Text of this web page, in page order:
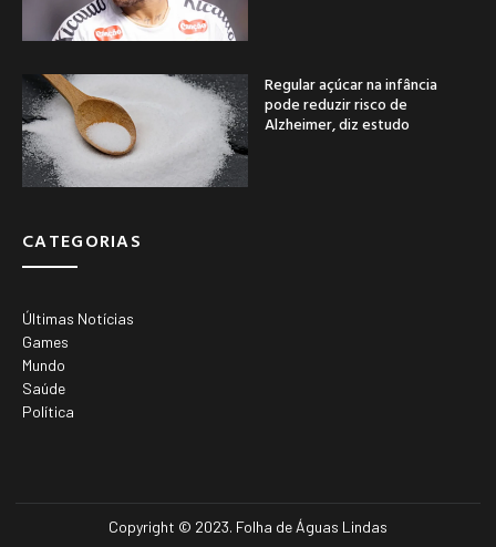
Regular açúcar na infância
pode reduzir risco de
Alzheimer, diz estudo
CATEGORIAS
Últimas Notícias
Games
Mundo
Saúde
Política
Copyright © 2023. Folha de Águas Lindas